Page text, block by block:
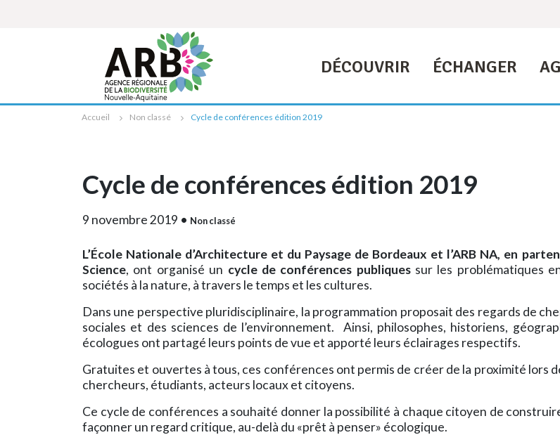
DÉCOUVRIR ÉCHANGER
Accueil Non classé Cycle de conférences édition 2019
Cycle de conférences édition 2019
9 novembre 2019 • Non classé
L’École Nationale d’Architecture et du Paysage de Bordeaux et l’ARB NA, en
Science, ont organisé un cycle de conférences publiquessur les problématiques
sociétés à la nature, à travers le temps et les cultures.
Dans une perspective pluridisciplinaire, la programmation proposait des regards de
sociales et des sciences de l’environnement. Ainsi, philosophes, historiens,
écologues ont partagé leurs points de vue et apporté leurs éclairages respectifs.
Gratuites et ouvertes à tous, ces conférences ont permis de créer de la proximité lors
chercheurs, étudiants, acteurs locaux et citoyens.
Ce cycle de conférences a souhaité donner la possibilité à chaque citoyen de
façonner un regard critique, au-delà du «prêt à penser» écologique.